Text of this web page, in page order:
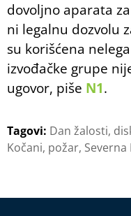
dovoljno aparata
ni legalnu dozvolu
su korišćena
izvođačke grupe
ugovor, piše N1.
Tagovi: Dan žalosti,
Kočani, požar,